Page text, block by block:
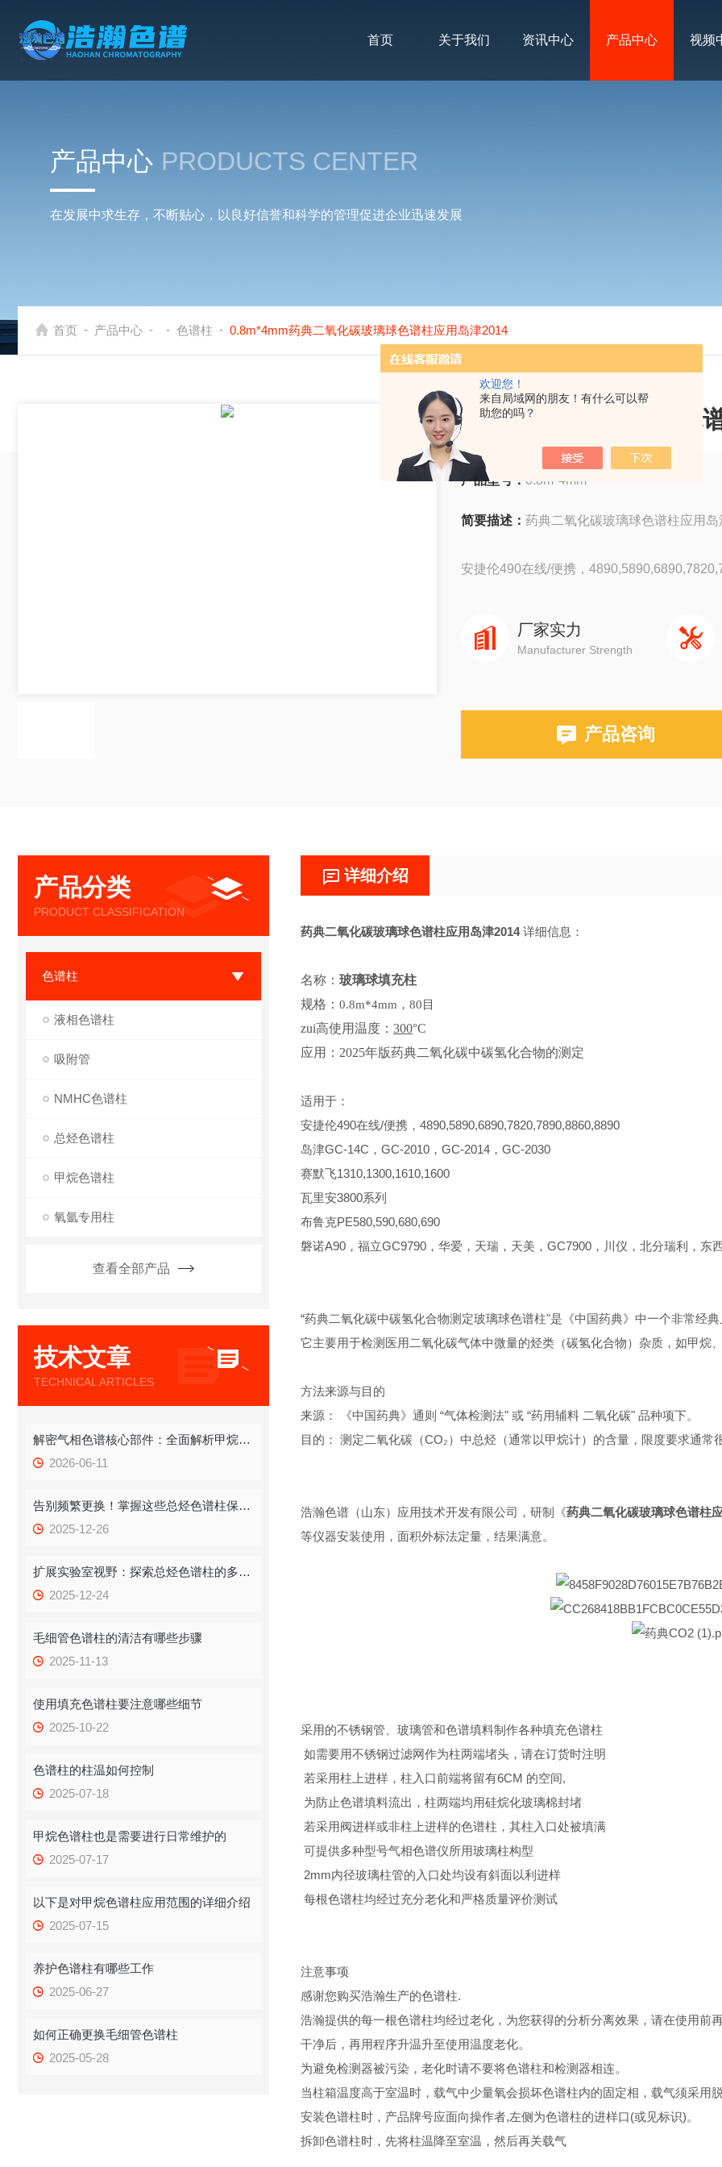
欢迎您！
来自局域网的朋友！有什么可以帮
助您的吗？
首页 关于我们 资讯中心 产品中心 视频
产品中心 PRODUCTS CENTER
在发展中求生存，不断贴心，以良好信誉和科学的管理促进企业迅速发展
首页 - 产品中心 - - 色谱柱 - 0.8m*4mm药典二氧化碳玻璃球色谱柱应用岛津2014
药典二氧化碳玻璃球色
产品型号： 0.8m*4mm
简要描述： 药典二氧化碳玻璃球色谱柱应用
安捷伦490在线/便携，
瓦里安3800系列
布鲁克PE580,590,680,690
厂家实力
Manufacturer Strength
产品咨询
产品分类
PRODUCT CLASSIFICATION
色谱柱
液相色谱柱
吸附管
NMHC色谱柱
总烃色谱柱
甲烷色谱柱
氧氩专用柱
查看全部产品
技术文章
TECHNICAL ARTICLES
解密气相色谱核心部件：全面解析甲烷色谱柱
2026-06-11
告别频繁更换！掌握这些总烃色谱柱保存技巧，提升效率！
2025-12-26
扩展实验室视野：探索总烃色谱柱的多重应用
2025-12-24
毛细管色谱柱的清洁有哪些步骤
2025-11-13
使用填充色谱柱要注意哪些细节
2025-10-22
色谱柱的柱温如何控制
2025-07-18
甲烷色谱柱也是需要进行日常维护的
2025-07-17
以下是对甲烷色谱柱应用范围的详细介绍
2025-07-15
养护色谱柱有哪些工作
2025-06-27
如何正确更换毛细管色谱柱
2025-05-28
详细介绍
药典二氧化碳玻璃球色谱柱应用岛津2014详细信息：
名称： 玻璃球填充柱
规格： 0.8m*4mm ， 80目
zui高使用温度： 300°C
应用：2025年版药典二氧化碳中碳氢化合物的测定
适用于：
安捷伦490在线/便携，4890,5890,6890,7820,7890,8860,8890
岛津GC-14C，GC-2010，GC-2014，GC-2030
赛默飞1310,1300,1610,1600
瓦里安3800系列
布鲁克PE580,590,680,690
磐诺A90，福立GC9790，华爱，天瑞，天美，GC7900，川仪，北分瑞利，东
“药典二氧化碳中碳氢化合物测定玻璃球色谱柱"是《中国药典》中一个非常经
它主要用于检测医用二氧化碳气体中微量的烃类（碳氢化合物）杂质，如甲烷
方法来源与目的
来源： 《中国药典》通则 “气体检测法" 或 “药用辅料 二氧化碳" 品种项下。
目的： 测定二氧化碳（CO₂）中总烃（通常以甲烷计）的含量，限度要求通常
浩瀚色谱（山东）应用技术开发有限公司，研制《药典二氧化碳玻璃球色谱柱
等仪器安装使用，面积外标法定量，结果满意。
采用的不锈钢管、玻璃管和色谱填料制作各种填充色谱柱
如需要用不锈钢过滤网作为柱两端堵头，请在订货时注明
若采用柱上进样，柱入口前端将留有6CM 的空间,
为防止色谱填料流出，柱两端均用硅烷化玻璃棉封堵
若采用阀进样或非柱上进样的色谱柱，其柱入口处被填满
可提供多种型号气相色谱仪所用玻璃柱构型
2mm内径玻璃柱管的入口处均设有斜面以利进样
每根色谱柱均经过充分老化和严格质量评价测试
注意事项
感谢您购买浩瀚生产的色谱柱.
浩瀚提供的每一根色谱柱均经过老化，为您获得的分析分离效果，请在使用前
干净后，再用程序升温升至使用温度老化。
为避免检测器被污染，老化时请不要将色谱柱和检测器相连。
当柱箱温度高于室温时，载气中少量氧会损坏色谱柱内的固定相，载气须采
安装色谱柱时，产品牌号应面向操作者,左侧为色谱柱的进样口(或见标识)。
拆卸色谱柱时，先将柱温降至室温，然后再关载气